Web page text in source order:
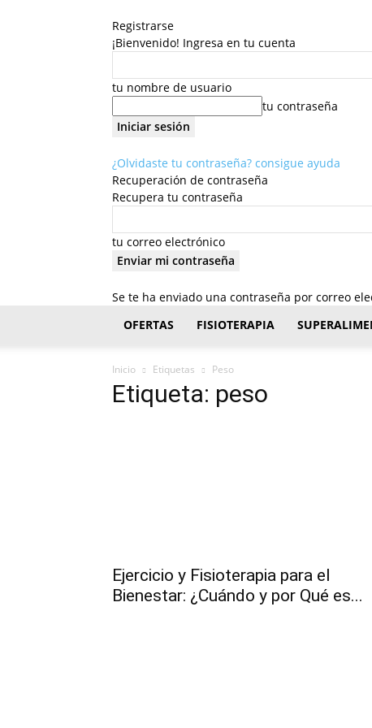
Registrarse
¡Bienvenido! Ingresa en tu cuenta
tu nombre de usuario
tu contraseña
¿Olvidaste tu contraseña? consigue ayuda
Recuperación de contraseña
Recupera tu contraseña
tu correo electrónico
Se te ha enviado una contraseña por correo
OFERTAS FISIOTERAPIA
Inicio Etiquetas Peso
Etiqueta: peso
Ejercicio y Fisioterapia para el
Bienestar: ¿Cuándo y por Qué es...